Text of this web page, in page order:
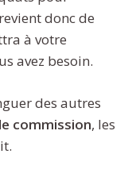
donc de
à votre
avez besoin.
des autres
commission, les